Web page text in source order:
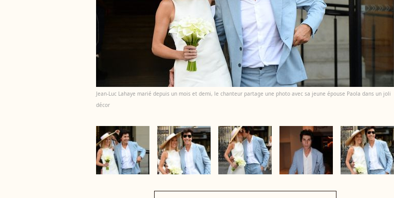
Jean-Luc Lahaye marié depuis un mois et demi, le chanteur partage une photo avec sa jeune épouse Paola dans un joli
décor